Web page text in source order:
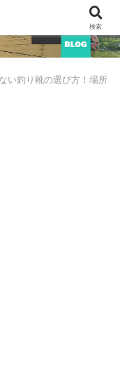
い釣り靴の選び方！場所
検索